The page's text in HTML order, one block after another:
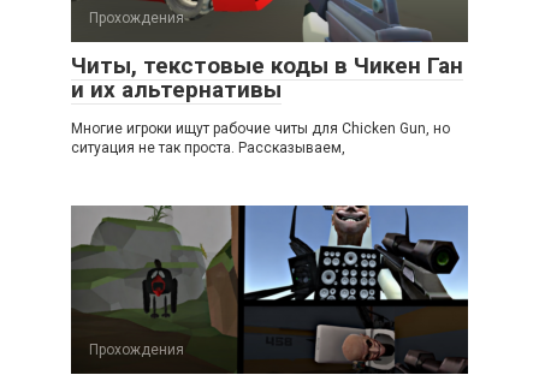
Прохождения
Читы, текстовые коды в Чикен Ган
и их альтернативы
Многие игроки ищут рабочие читы для Chicken Gun, но
ситуация не так проста. Рассказываем,
Прохождения